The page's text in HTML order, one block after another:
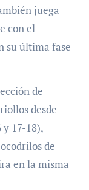
juega
con el
su última fase
de
desde
y 17-18),
de
en la misma